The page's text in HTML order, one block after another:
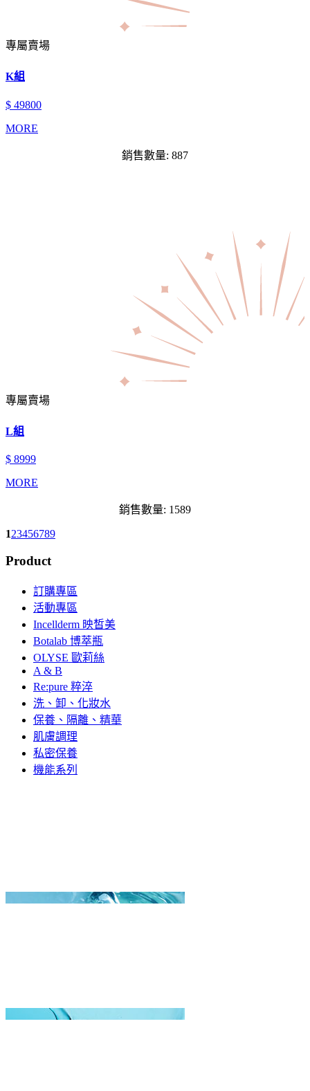
專屬賣場
K組
$ 49800
MORE
銷售數量: 887
專屬賣場
L組
$ 8999
MORE
銷售數量: 1589
123456789
Product
訂購專區
活動專區
Incellderm 映皙美
Botalab 博萃瓶
OLYSE 歐莉絲
A & B
Re:pure 粹淬
洗、卸、化妝水
保養、隔離、精華
肌膚調理
私密保養
機能系列